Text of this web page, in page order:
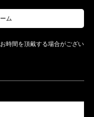
ム
時間を頂戴する場合がござい